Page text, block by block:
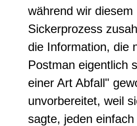
während wir diesem
Sickerprozess
die Information, die
Postman eigentlich
einer Art Abfall"
unvorbereitet, weil
sagte, jeden